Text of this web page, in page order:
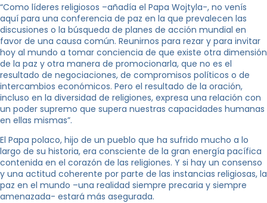
“Como líderes religiosos –añadía el Papa Wojtyla-, no venís
aquí para una conferencia de paz en la que prevalecen las
discusiones o la búsqueda de planes de acción mundial en
favor de una causa común. Reunirnos para rezar y para invitar
hoy al mundo a tomar conciencia de que existe otra dimensión
de la paz y otra manera de promocionarla, que no es el
resultado de negociaciones, de compromisos políticos o de
intercambios económicos. Pero el resultado de la oración,
incluso en la diversidad de religiones, expresa una relación con
un poder supremo que supera nuestras capacidades humanas
en ellas mismas”.
El Papa polaco, hijo de un pueblo que ha sufrido mucho a lo
largo de su historia, era consciente de la gran energía pacífica
contenida en el corazón de las religiones. Y si hay un consenso
y una actitud coherente por parte de las instancias religiosas, la
paz en el mundo –una realidad siempre precaria y siempre
amenazada- estará más asegurada.